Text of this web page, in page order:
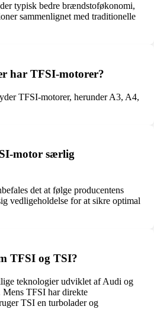
typisk bedre brændstoføkonomi,
sammenlignet med traditionelle
har TFSI-motorer?
TFSI-motorer, herunder A3, A4,
motor særlig
det at følge producentens
vedligeholdelse for at sikre optimal
TFSI og TSI?
teknologier udviklet af Audi og
TFSI har direkte
TSI en turbolader og